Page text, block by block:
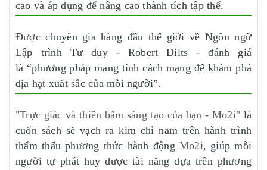
cao và áp dụng để nâng cao thành tích tập thể.
Được chuyên gia hàng đầu thế giới về Ngôn ngữ
Lập trình Tư duy - Robert Dilts - đánh giá
là “phương pháp mang tính cách mạng để khám phá
địa hạt xuất sắc của mỗi người”.
"Trực giác và thiên bẩm sáng tạo của bạn - Mo2i" là
cuốn sách sẽ vạch ra kim chỉ nam trên hành trình
thẩm thấu phương thức hành động Mo2i, giúp mỗi
người tự phát huy được tài năng dựa trên phương